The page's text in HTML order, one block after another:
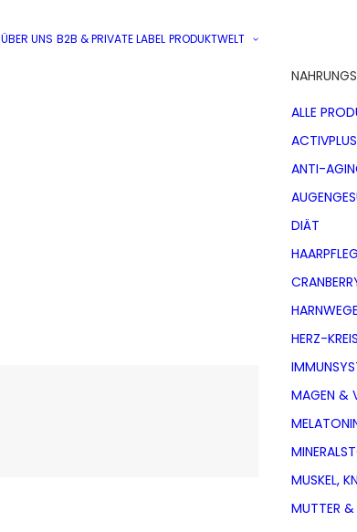
ÜBER UNS B2B & PRIVATE LABEL PRODUKTWELT
ALLE
ACTIVPLUS
ANTI-
DIÄT
HERZ-
MAGEN &
MUSKEL,
MUTTER &